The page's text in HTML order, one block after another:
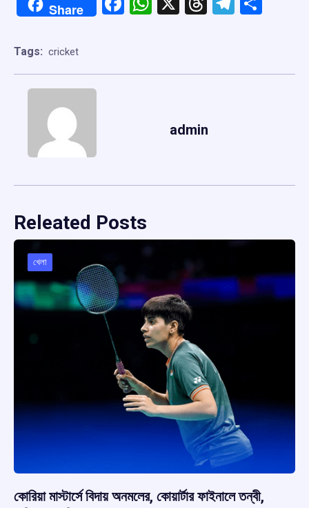
Share
Tags: cricket
admin
Releated Posts
খেলা
কোরিয়া মাস্টার্সে বিদায় অনমলের, কোয়ার্টার ফাইনালে তন্বী,